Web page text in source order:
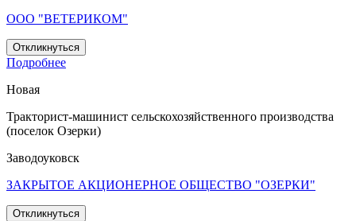
ООО "ВЕТЕРИКОМ"
Откликнуться
Подробнее
Новая
Тракторист-машинист сельскохозяйственного производства
(поселок Озерки)
Заводоуковск
ЗАКРЫТОЕ АКЦИОНЕРНОЕ ОБЩЕСТВО "ОЗЕРКИ"
Откликнуться